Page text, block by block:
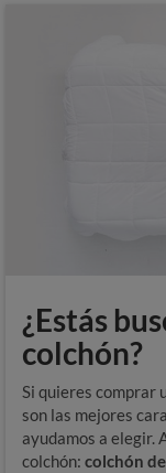
¿Estás
colchón?
Si quieres comprar
son las mejores
ayudamos a elegir.
colchón: colchón